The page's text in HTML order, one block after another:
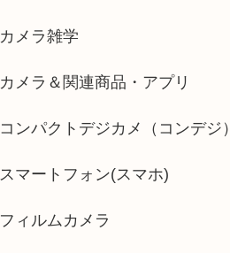
カメラ雑学
カメラ＆関連商品・アプリ
コンパクトデジカメ（コンデジ）
スマートフォン(スマホ)
フィルムカメラ